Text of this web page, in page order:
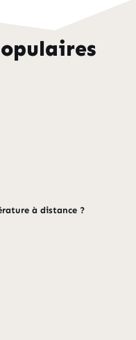
à distance ?